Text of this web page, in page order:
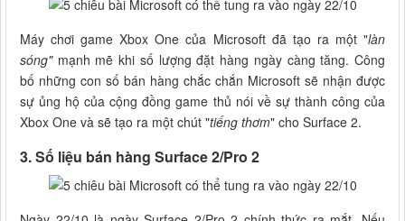
Máy chơi game Xbox One của Microsoft đã tạo ra một "làn
sóng"mạnh mẽ khi số lượng đặt hàng ngày càng tăng. Công
bố những con số bán hàng chắc chắn Microsoft sẽ nhận được
sự ủng hộ của cộng đồng game thủ nói về sự thành công của
Xbox One và sẽ tạo ra một chút "tiếng thơm" cho Surface 2.
3. Số liệu bán hàng Surface 2/Pro 2